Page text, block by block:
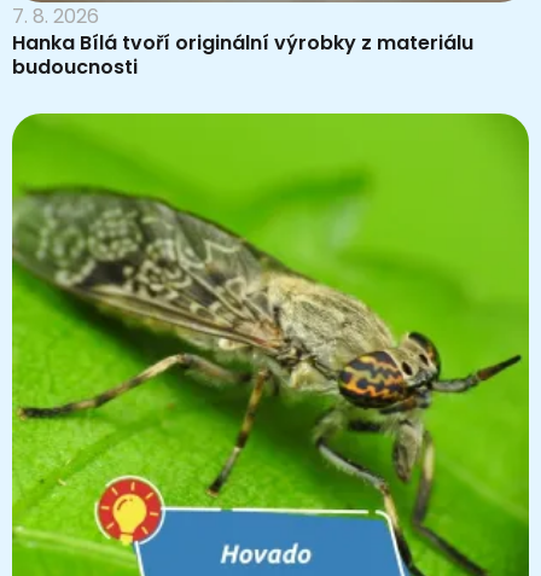
7. 8. 2026
Hanka Bílá tvoří originální výrobky z materiálu
budoucnosti